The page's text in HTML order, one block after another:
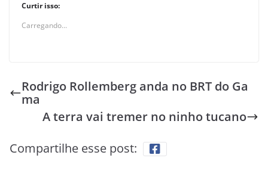
Curtir isso:
Carregando...
Rodrigo Rollemberg anda no BRT do Ga
ma
A terra vai tremer no ninho tucano
Compartilhe esse post: